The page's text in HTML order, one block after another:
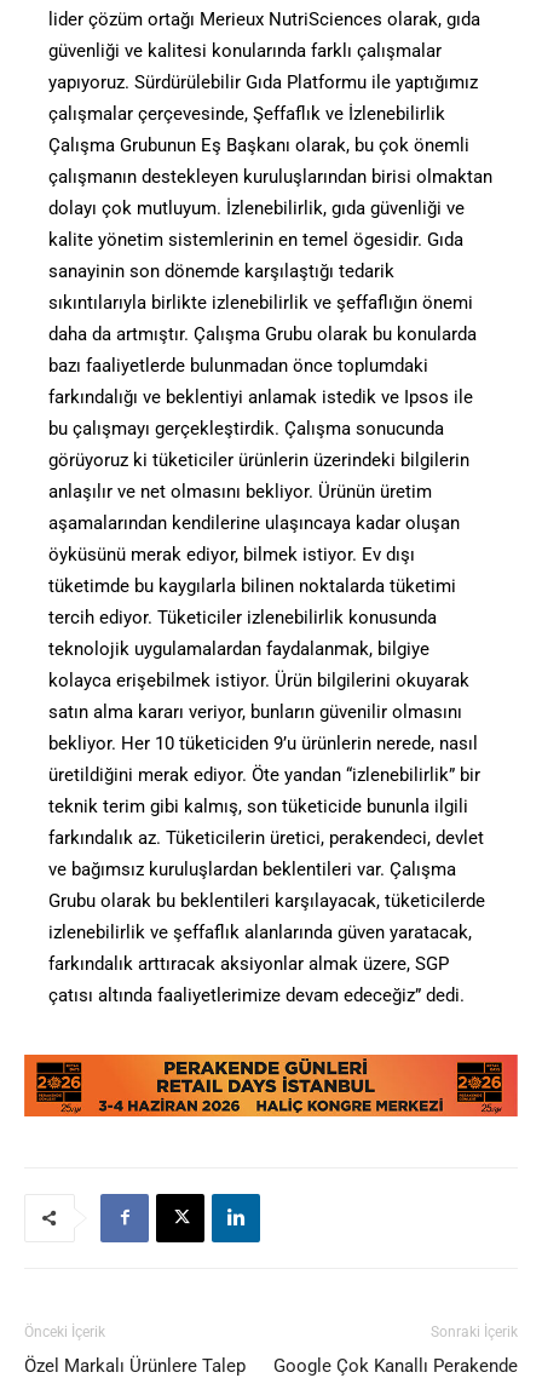
lider çözüm ortağı Merieux NutriSciences olarak, gıda
güvenliği ve kalitesi konularında farklı çalışmalar
yapıyoruz. Sürdürülebilir Gıda Platformu ile yaptığımız
çalışmalar çerçevesinde, Şeffaflık ve İzlenebilirlik
Çalışma Grubunun Eş Başkanı olarak, bu çok önemli
çalışmanın destekleyen kuruluşlarından birisi olmaktan
dolayı çok mutluyum. İzlenebilirlik, gıda güvenliği ve
kalite yönetim sistemlerinin en temel ögesidir. Gıda
sanayinin son dönemde karşılaştığı tedarik
sıkıntılarıyla birlikte izlenebilirlik ve şeffaflığın önemi
daha da artmıştır. Çalışma Grubu olarak bu konularda
bazı faaliyetlerde bulunmadan önce toplumdaki
farkındalığı ve beklentiyi anlamak istedik ve Ipsos ile
bu çalışmayı gerçekleştirdik. Çalışma sonucunda
görüyoruz ki tüketiciler ürünlerin üzerindeki bilgilerin
anlaşılır ve net olmasını bekliyor. Ürünün üretim
aşamalarından kendilerine ulaşıncaya kadar oluşan
öyküsünü merak ediyor, bilmek istiyor. Ev dışı
tüketimde bu kaygılarla bilinen noktalarda tüketimi
tercih ediyor. Tüketiciler izlenebilirlik konusunda
teknolojik uygulamalardan faydalanmak, bilgiye
kolayca erişebilmek istiyor. Ürün bilgilerini okuyarak
satın alma kararı veriyor, bunların güvenilir olmasını
bekliyor. Her 10 tüketiciden 9’u ürünlerin nerede, nasıl
üretildiğini merak ediyor. Öte yandan “izlenebilirlik” bir
teknik terim gibi kalmış, son tüketicide bununla ilgili
farkındalık az. Tüketicilerin üretici, perakendeci, devlet
ve bağımsız kuruluşlardan beklentileri var. Çalışma
Grubu olarak bu beklentileri karşılayacak, tüketicilerde
izlenebilirlik ve şeffaflık alanlarında güven yaratacak,
farkındalık arttıracak aksiyonlar almak üzere, SGP
çatısı altında faaliyetlerimize devam edeceğiz” dedi.
Önceki İçerik
Özel Markalı Ürünlere Talep
Sonraki İçerik
Google Çok Kanallı Perakende